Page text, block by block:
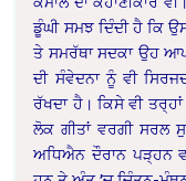
ਡੂੰਘੀ ਸਮਝ ਦਿੰਦੀ ਹੈ ਕਿ
ਤੇ ਸਮਰੱਥਾ ਸਦਕਾ ਉਹ
ਦੀ ਸੰਵੇਦਨਾ ਨੂੰ ਵੀ
ਰੱਖਦਾ ਹੈ। ਕਿਸੇ ਵੀ
ਲੋਕ ਗੀਤਾਂ ਵਰਗੀ ਸਰਲ
ਅਧਿਐਨ ਦੌਰਾਨ ਪੜ੍ਹਨ